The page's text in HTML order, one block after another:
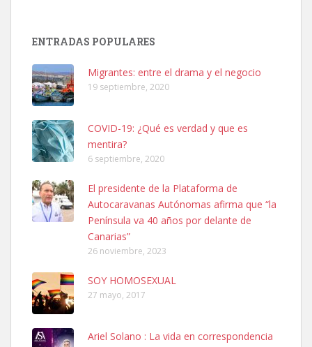
Leales.org » Gran Canaria
SHIBA PERDIDO AVDA JOSE MESA Y LOPEZ
PERRO MACHO RAZA SHIBA CON MICROCHIP PERDIDO HOY
06/07/2025 ZONA MESA Y LOPEZ. ES MUY ASUSTADIZO
Leales.org » Gran Canaria
6.7.2025
Ninfa perdida
ENTRADAS POPULARES
Migrantes: entre el drama y el negocio
19 septiembre, 2020
COVID-19: ¿Qué es verdad y que es
mentira?
6 septiembre, 2020
El presidente de la Plataforma de
Autocaravanas Autónomas afirma que “la
Península va 40 años por delante de
Canarias”
26 noviembre, 2023
SOY HOMOSEXUAL
27 mayo, 2017
Ariel Solano : La vida en correspondencia